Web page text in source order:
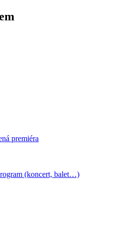
premiéra
(koncert, balet…)